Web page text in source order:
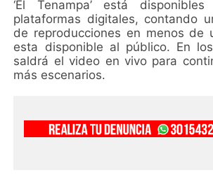
‘El Tenampa’ está
plataformas digitales, contando
de reproducciones en menos de
esta disponible al público. En
saldrá el video en vivo para
más escenarios.